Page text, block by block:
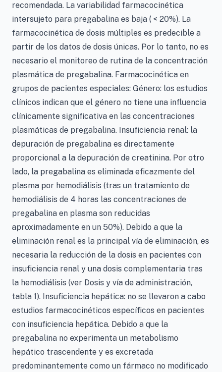
recomendada. La variabilidad farmacocinética
intersujeto para pregabalina es baja ( < 20%). La
farmacocinética de dosis múltiples es predecible a
partir de los datos de dosis únicas. Por lo tanto, no es
necesario el monitoreo de rutina de la concentración
plasmática de pregabalina. Farmacocinética en
grupos de pacientes especiales: Género: los estudios
clínicos indican que el género no tiene una influencia
clínicamente significativa en las concentraciones
plasmáticas de pregabalina. Insuficiencia renal: la
depuración de pregabalina es directamente
proporcional a la depuración de creatinina. Por otro
lado, la pregabalina es eliminada eficazmente del
plasma por hemodiálisis (tras un tratamiento de
hemodiálisis de 4 horas las concentraciones de
pregabalina en plasma son reducidas
aproximadamente en un 50%). Debido a que la
eliminación renal es la principal vía de eliminación, es
necesaria la reducción de la dosis en pacientes con
insuficiencia renal y una dosis complementaria tras
la hemodiálisis (ver Dosis y vía de administración,
tabla 1). Insuficiencia hepática: no se llevaron a cabo
estudios farmacocinéticos específicos en pacientes
con insuficiencia hepática. Debido a que la
pregabalina no experimenta un metabolismo
hepático trascendente y es excretada
predominantemente como un fármaco no modificado